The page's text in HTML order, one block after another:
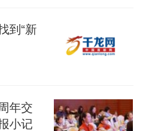
到“新
年交
小记